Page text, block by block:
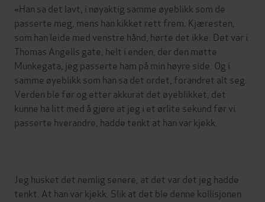
«Han sa det lavt, i nøyaktig samme øyeblikk som de
passerte meg, mens han kikket rett frem. Kjæresten,
som han leide med venstre hånd, hørte det ikke. Det var i
Thomas Angells gate, helt i enden, der den møtte
Munkegata, jeg passerte ham på min høyre side. Og i
samme øyeblikk som han sa det ordet, forandret alt seg.
Verden ble før og etter akkurat det øyeblikket, det
kunne ha litt med å gjøre at jeg i et ørlite sekund før vi
passerte hverandre, hadde tenkt at han var kjekk.
Jeg husket det nemlig senere, at det var det jeg hadde
tenkt. At han var kjekk. Slik at det ble denne kollisjonen